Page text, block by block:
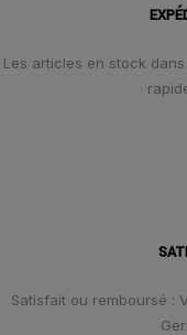
Les articles en stock
Satisfait ou remboursé :